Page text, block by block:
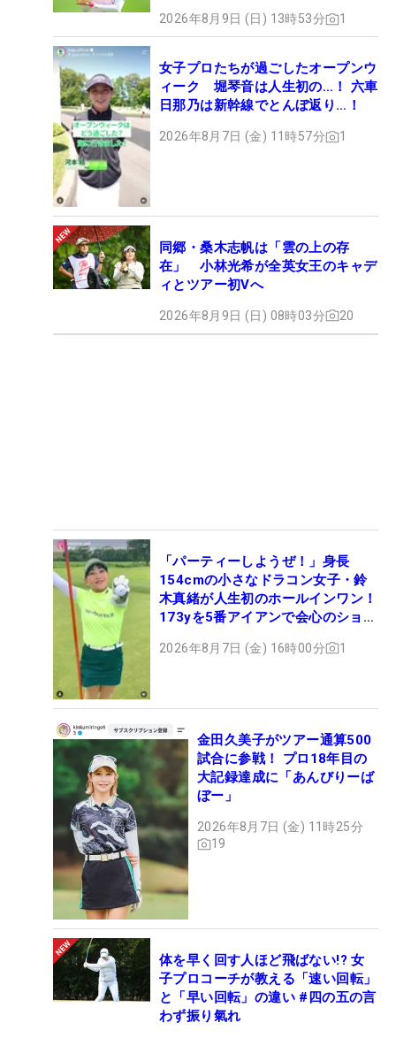
2026年8月9日 (日) 13時53分 1
女子プロたちが過ごしたオープンウ
ィーク 堀琴音は人生初の…！ 六車
日那乃は新幹線でとんぼ返り…！
2026年8月7日 (金) 11時57分 1
同郷・桑木志帆は「雲の上の存
在」 小林光希が全英女王のキャデ
ィとツアー初Vへ
2026年8月9日 (日) 08時03分 20
「パーティーしようぜ！」身長
154cmの小さなドラコン女子・鈴
木真緒が人生初のホールインワン！
173yを5番アイアンで会心のショッ
2026年8月7日 (金) 16時00分 1
金田久美子がツアー通算500
試合に参戦！ プロ18年目の
大記録達成に「あんびりーば
ぼー」
2026年8月7日 (金) 11時25分
19
体を早く回す人ほど飛ばない!? 女
子プロコーチが教える「速い回転」
と「早い回転」の違い #四の五の言
わず振り氣れ